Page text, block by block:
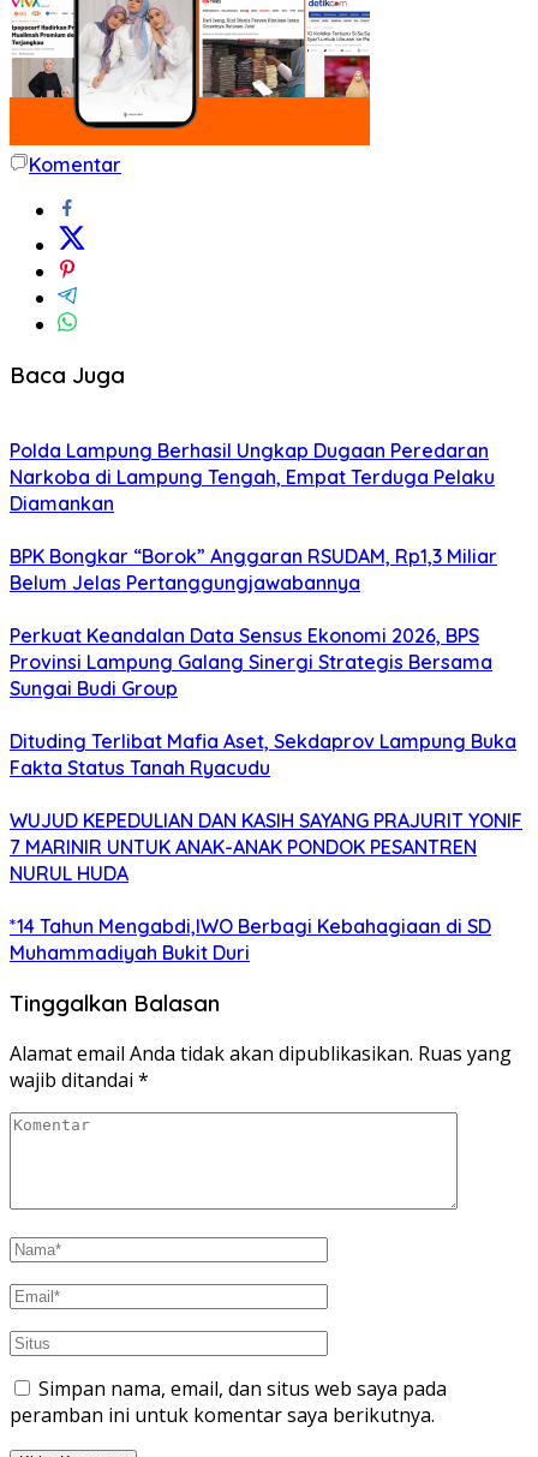
Komentar
Baca Juga
Polda Lampung Berhasil Ungkap Dugaan Peredaran
Narkoba di Lampung Tengah, Empat Terduga Pelaku
Diamankan
BPK Bongkar “Borok” Anggaran RSUDAM, Rp1,3 Miliar
Belum Jelas Pertanggungjawabannya
Perkuat Keandalan Data Sensus Ekonomi 2026, BPS
Provinsi Lampung Galang Sinergi Strategis Bersama
Sungai Budi Group
Dituding Terlibat Mafia Aset, Sekdaprov Lampung Buka
Fakta Status Tanah Ryacudu
WUJUD KEPEDULIAN DAN KASIH SAYANG PRAJURIT YONIF
7 MARINIR UNTUK ANAK-ANAK PONDOK PESANTREN
NURUL HUDA
*14 Tahun Mengabdi,IWO Berbagi Kebahagiaan di SD
Muhammadiyah Bukit Duri
Tinggalkan Balasan
Alamat email Anda tidak akan dipublikasikan. Ruas yang
wajib ditandai *
Simpan nama, email, dan situs web saya pada
peramban ini untuk komentar saya berikutnya.